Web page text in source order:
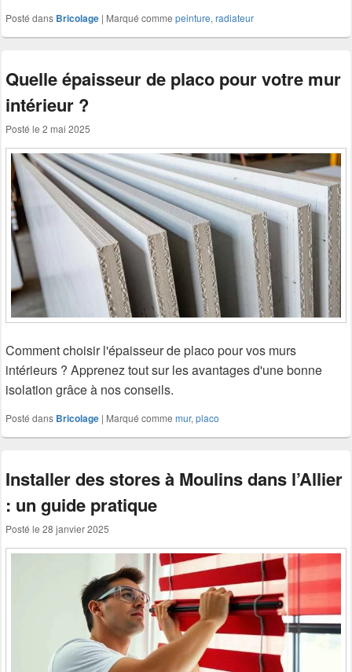
Posté dans Bricolage | Marqué comme peinture,radiateur
Quelle épaisseur de placo pour votre mur
intérieur ?
Posté le 2 mai 2025
Comment choisir l'épaisseur de placo pour vos murs
intérieurs ? Apprenez tout sur les avantages d'une bonne
isolation grâce à nos conseils.
Posté dans Bricolage | Marqué comme mur, placo
Installer des stores à Moulins dans l’Allier
: un guide pratique
Posté le 28 janvier 2025